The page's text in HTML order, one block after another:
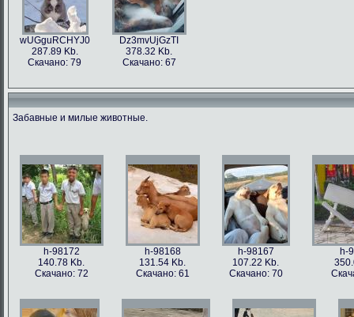
wUGguRCHYJ0
287.89 Kb.
Скачано: 79
Dz3mvUjGzTI
378.32 Kb.
Скачано: 67
Забавные и милые животные.
h-98172
140.78 Kb.
Скачано: 72
h-98168
131.54 Kb.
Скачано: 61
h-98167
107.22 Kb.
Скачано: 70
h-